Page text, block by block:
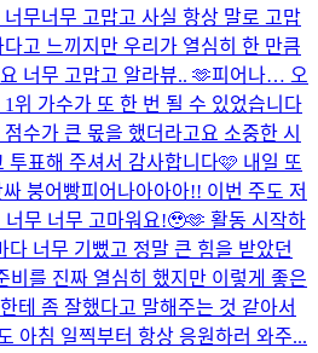
무너무 고맙고 사실 항상 말로 고맙
고 느끼지만 우리가 열심히 한 만큼
너무 고맙고 알라뷰.. 🫶피어나… 오
위 가수가 또 한 번 될 수 있었습니다
수가 큰 몫을 했더라고요 소중한 시
투표해 주셔서 감사합니다🩷 내일 또
싸 붕어빵피어나아아아!! 이번 주도 저
무 너무 고마워요!🥹🫶 활동 시작하
다 너무 기뻤고 정말 큰 힘을 받았던
비를 진짜 열심히 했지만 이렇게 좋은
테 좀 잘했다고 말해주는 것 같아서
아침 일찍부터 항상 응원하러 와주...